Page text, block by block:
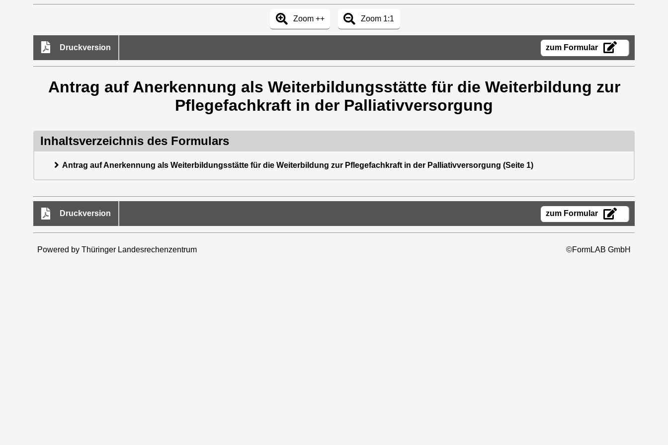
Zoom ++ Zoom 1:1
Druckversion zum Formular
Antrag auf Anerkennung als Weiterbildungsstätte für die Weiterbildung zur
Pflegefachkraft in der Palliativversorgung
Inhaltsverzeichnis des Formulars
Antrag auf Anerkennung als Weiterbildungsstätte für die Weiterbildung zur Pflegefachkraft in der Palliativversorgung (Seite 1)
Druckversion zum Formular
Powered by Thüringer Landesrechenzentrum ©FormLAB GmbH